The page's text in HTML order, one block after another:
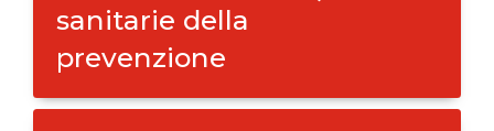
sanitarie della
prevenzione